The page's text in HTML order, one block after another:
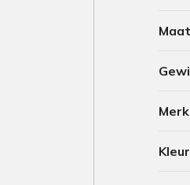
Maat
Merk
Kleur